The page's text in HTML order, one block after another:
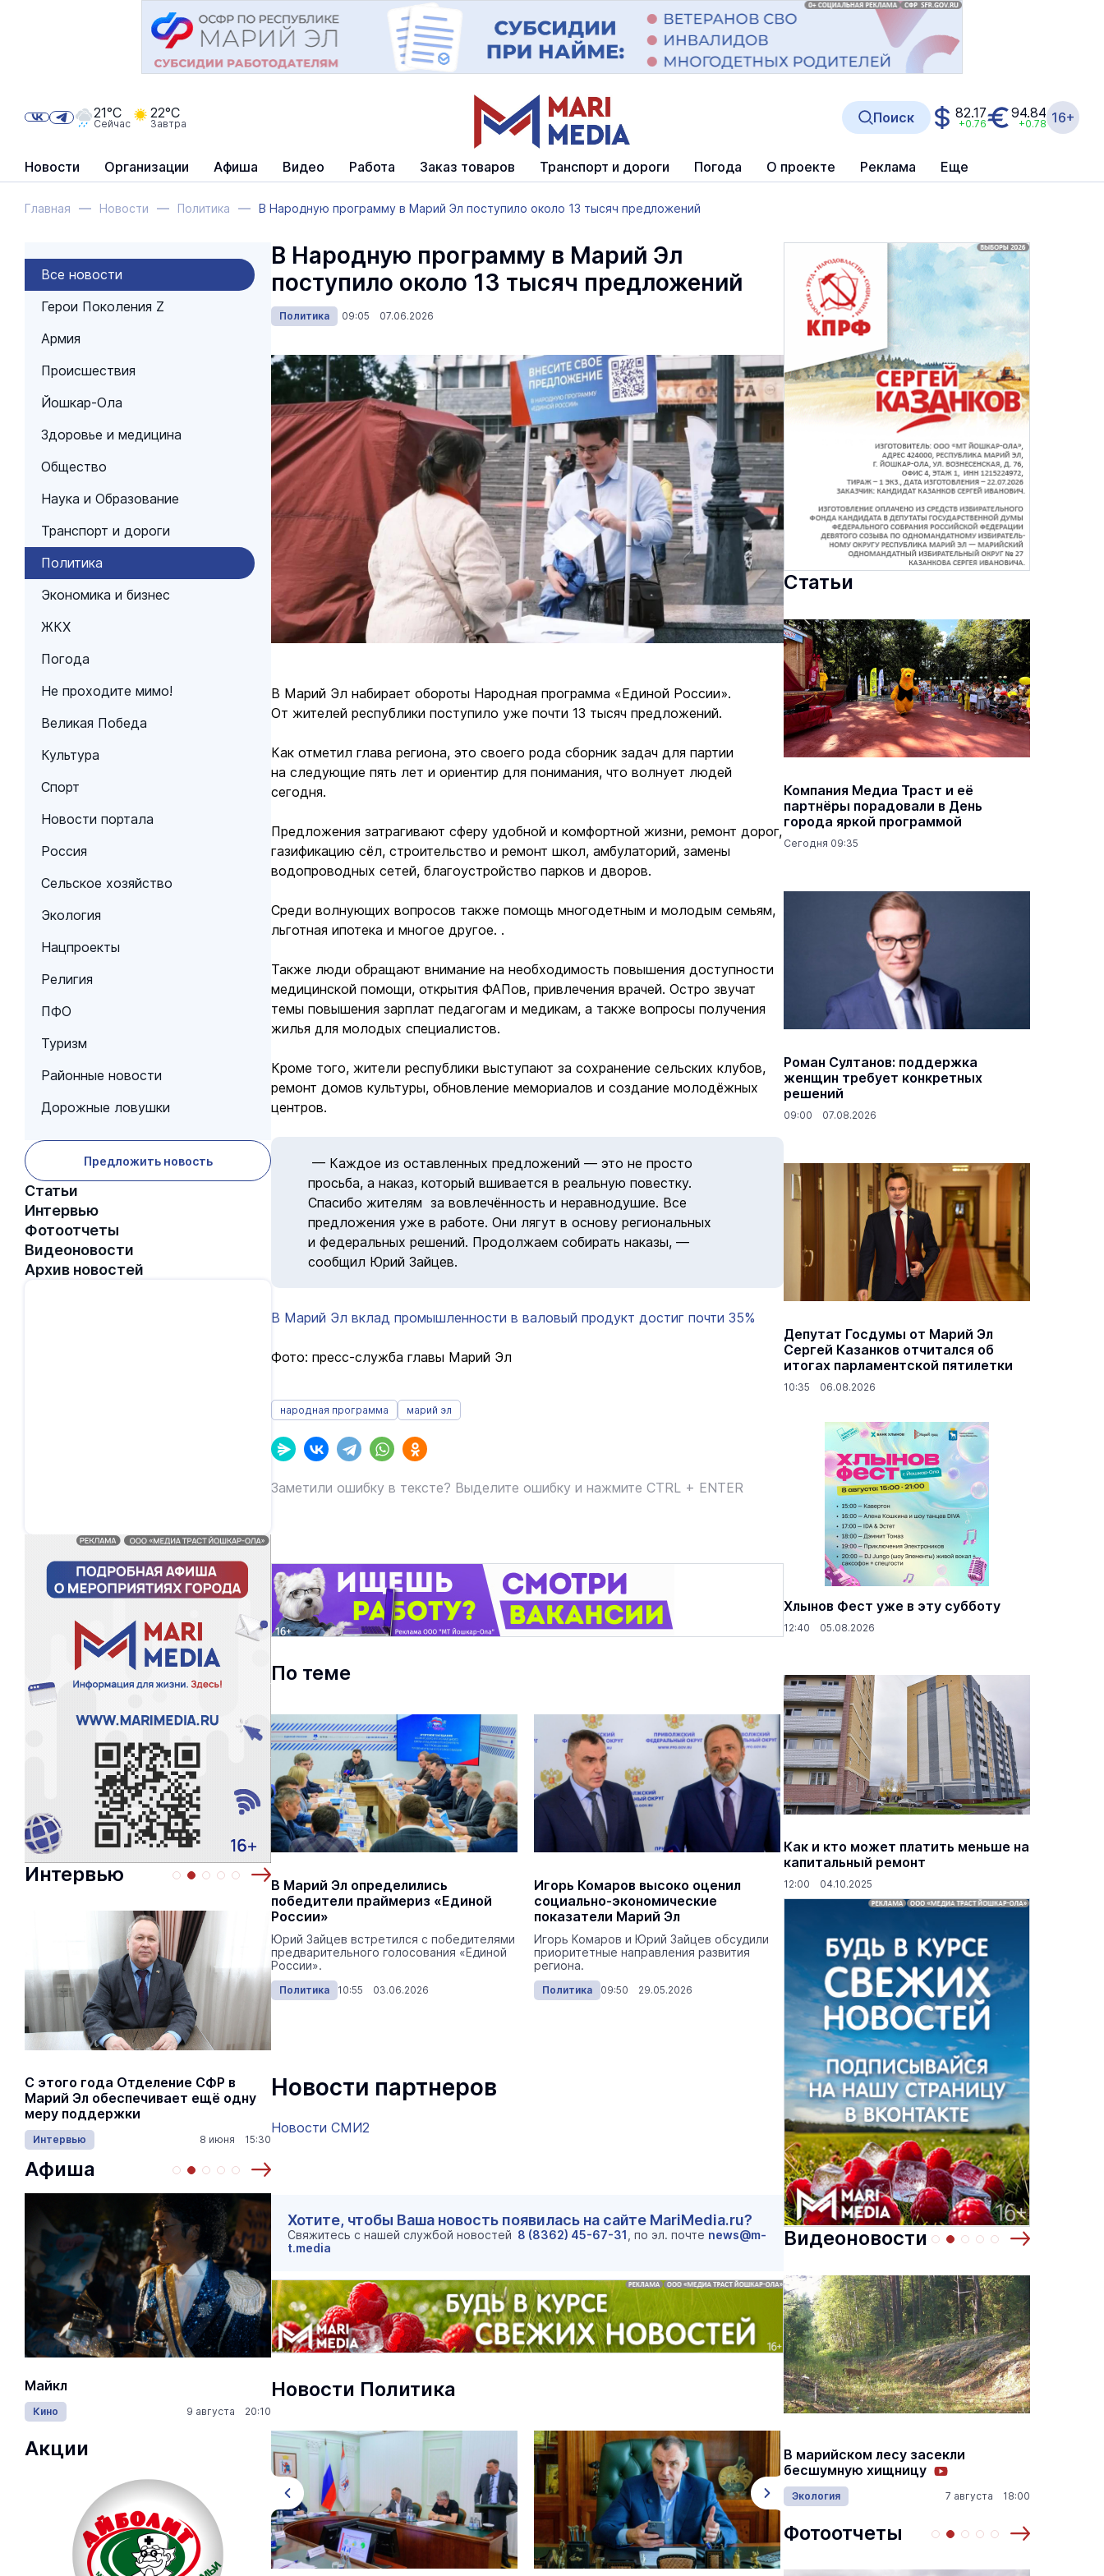
Новости Организации Афиша Видео Работа Заказ товаров Транспорт и дороги Погода О проекте Реклама Еще
21°C
Сейчас
22°C
Завтра Поиск 82.17
+0.76
94.84
+0.78 16+
Главная Новости Политика В Народную программу в Марий Эл поступило около 13 тысяч предложений
Все новости
Герои Поколения Z
Армия
Происшествия
Йошкар-Ола
Здоровье и медицина
Общество
Наука и Образование
Транспорт и дороги
Политика
Экономика и бизнес
ЖКХ
Погода
Не проходите мимо!
Великая Победа
Культура
Спорт
Новости портала
Россия
Сельское хозяйство
Экология
Нацпроекты
Религия
ПФО
Туризм
Районные новости
Дорожные ловушки
Предложить новость
Статьи
Интервью
Фотоотчеты
Видеоновости
Архив новостей
Интервью
С этого года Отделение СФР в
Марий Эл обеспечивает ещё одну
меру поддержки
Интервью 8 июня 15:30
Алексей Ямаев о премьере в театре
Шкетана: «Для меня не бывает
Как узнать на законных основаниях,
16 марта 17:00
Василий Дубровин: как продлить
мужское долголетие
Здоровье и медицина 19 февраля 15:55
Афиша
Майкл
Кино 9 августа 20:10
Лида / Lida Выставка «… И птичка вылетает II»
Музеи 10 августа
Акции
В Народную программу в Марий Эл
поступило около 13 тысяч предложений
Политика 09:05 07.06.2026
В Марий Эл набирает обороты Народная программа «Единой России».
От жителей республики поступило уже почти 13 тысяч предложений.
Как отметил глава региона, это своего рода сборник задач для партии
на следующие пять лет и ориентир для понимания, что волнует людей
сегодня.
Предложения затрагивают сферу удобной и комфортной жизни, ремонт дорог,
газификацию сёл, строительство и ремонт школ, амбулаторий, замены
водопроводных сетей, благоустройство парков и дворов.
Среди волнующих вопросов также помощь многодетным и молодым семьям,
льготная ипотека и многое другое. .
Также люди обращают внимание на необходимость повышения доступности
медицинской помощи, открытия ФАПов, привлечения врачей. Остро звучат
темы повышения зарплат педагогам и медикам, а также вопросы получения
жилья для молодых специалистов.
Кроме того, жители республики выступают за сохранение сельских клубов,
ремонт домов культуры, обновление мемориалов и создание молодёжных
центров.
— Каждое из оставленных предложений — это не просто
просьба, а наказ, который вшивается в реальную повестку.
Спасибо жителям за вовлечённость и неравнодушие. Все
предложения уже в работе. Они лягут в основу региональных
и федеральных решений. Продолжаем собирать наказы, —
сообщил Юрий Зайцев.
В Марий Эл вклад промышленности в валовый продукт достиг почти 35%
Фото: пресс-служба главы Марий Эл
народная программа марий эл
Заметили ошибку в тексте? Выделите ошибку и нажмите CTRL + ENTER
По теме
В Марий Эл определились
победители праймериз «Единой
России»
Юрий Зайцев встретился с победителями
предварительного голосования «Единой
России».
Политика 10:55 03.06.2026
Игорь Комаров высоко оценил
социально-экономические
показатели Марий Эл
Игорь Комаров и Юрий Зайцев обсудили
приоритетные направления развития
региона.
Политика 09:50 29.05.2026
Новости партнеров
Новости СМИ2
Хотите, чтобы Ваша новость появилась на сайте MariMedia.ru?
Свяжитесь с нашей службой новостей 8 (8362) 45-67-31 , по эл. почте news@m-
t.media
Новости Политика
Статьи
Компания Медиа Траст и её
партнёры порадовали в День
города яркой программой
Сегодня 09:35
Роман Султанов: поддержка
женщин требует конкретных
решений
09:00 07.08.2026
Депутат Госдумы от Марий Эл
Сергей Казанков отчитался об
итогах парламентской пятилетки
10:35 06.08.2026
Хлынов Фест уже в эту субботу
12:40 05.08.2026
Как и кто может платить меньше на
капитальный ремонт
12:00 04.10.2025
Видеоновости
В Козьмодемьянске на обновлённом
стадионе отметили День
физкультурника
Спорт Сегодня 09:05
В марийском лесу засекли
бесшумную хищницу
Экология 7 августа 18:00
Фотоотчеты